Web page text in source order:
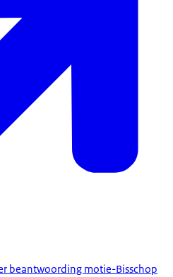
beantwoording motie-Bisschop